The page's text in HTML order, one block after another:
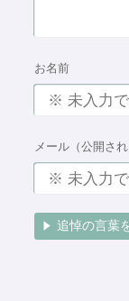
お名前
メール（公開さ